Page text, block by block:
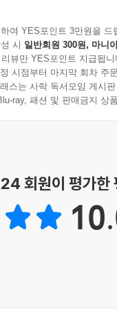
하는가?
하는가
성
?
떻게 구현되는가’에
단계’라고 명명한 데
전정보 분석, 디지털
, 구글과 미국 정부 등
는 빅데이터 의료의
해서 더욱 심도 있게
인정받고 있으나, 현
한 사례, 그리고 향후
여 YES포인트 3만원을 드
시 일반회원 300원, 마니
뷰만 YES포인트 지급됩니
시점부터 마지막 회차 주
스는 사락 독서모임 게시
ray, 패션 및 판매금지 상
회원이 평가한